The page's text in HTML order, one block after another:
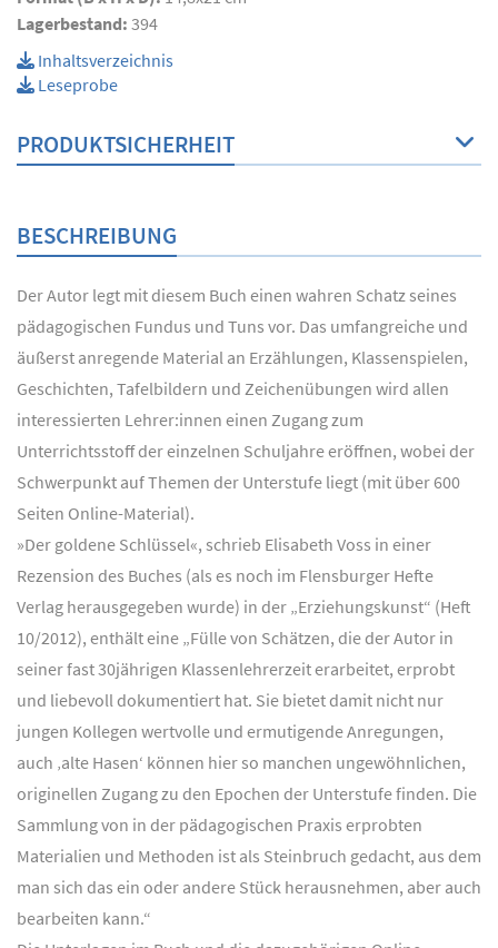
Lagerbestand: 394
Inhaltsverzeichnis
Leseprobe
PRODUKTSICHERHEIT
BESCHREIBUNG
Der Autor legt mit diesem Buch einen wahren Schatz seines
pädagogischen Fundus und Tuns vor. Das umfangreiche und
äußerst anregende Material an Erzählungen, Klassenspielen,
Geschichten, Tafelbildern und Zeichenübungen wird allen
interessierten Lehrer:innen einen Zugang zum
Unterrichtsstoff der einzelnen Schuljahre eröffnen, wobei der
Schwerpunkt auf Themen der Unterstufe liegt (mit über 600
Seiten Online-Material).
»Der goldene Schlüssel«, schrieb Elisabeth Voss in einer
Rezension des Buches (als es noch im Flensburger Hefte
Verlag herausgegeben wurde) in der „Erziehungskunst“ (Heft
10/2012), enthält eine „Fülle von Schätzen, die der Autor in
seiner fast 30jährigen Klassenlehrerzeit erarbeitet, erprobt
und liebevoll dokumentiert hat. Sie bietet damit nicht nur
jungen Kollegen wertvolle und ermutigende Anregungen,
auch ‚alte Hasen‘ können hier so manchen ungewöhnlichen,
originellen Zugang zu den Epochen der Unterstufe finden. Die
Sammlung von in der pädagogischen Praxis erprobten
Materialien und Methoden ist als Steinbruch gedacht, aus dem
man sich das ein oder andere Stück herausnehmen, aber auch
bearbeiten kann.“